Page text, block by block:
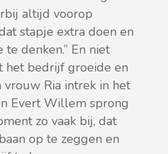
altijd voorop
stapje extra doen en
denken.” En niet
het bedrijf groeide en
vrouw Ria intrek in het
Evert Willem sprong
zo vaak bij, dat
op te zeggen en